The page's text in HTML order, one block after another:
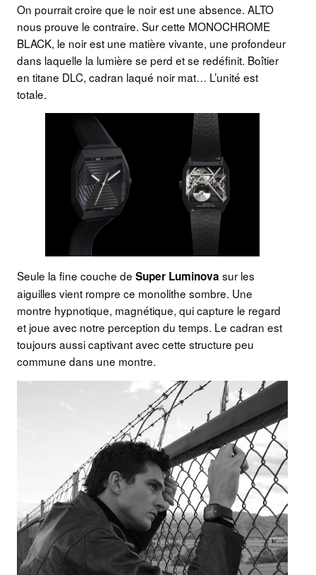
On pourrait croire que le noir est une absence. ALTO
nous prouve le contraire. Sur cette MONOCHROME
BLACK, le noir est une matière vivante, une profondeur
dans laquelle la lumière se perd et se redéfinit. Boîtier
en titane DLC, cadran laqué noir mat… L’unité est
totale.
Seule la fine couche de Super Luminova sur les
aiguilles vient rompre ce monolithe sombre. Une
montre hypnotique, magnétique, qui capture le regard
et joue avec notre perception du temps. Le cadran est
toujours aussi captivant avec cette structure peu
commune dans une montre.